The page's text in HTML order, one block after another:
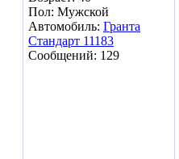
Пол: Мужской
Автомобиль: Гранта
Стандарт 11183
Сообщений: 129